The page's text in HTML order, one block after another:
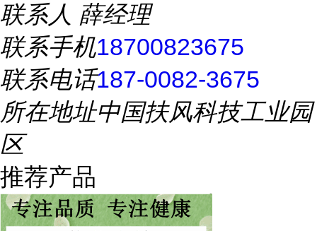
联系人 薛经理
联系手机18700823675
联系电话187-0082-3675
所在地址中国扶风科技工业园
区
推荐产品